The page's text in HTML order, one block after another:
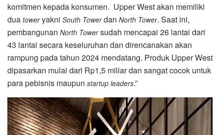
komitmen kepada konsumen. Upper West akan memiliki
dua toweryakni South Towerdan North Tower. Saat ini,
pembangunan North Towersudah mencapai 26 lantai dari
43 lantai secara keseluruhan dan direncanakan akan
rampung pada tahun 2024 mendatang. Produk Upper West
dipasarkan mulai dari Rp1,5 miliar dan sangat cocok untuk
para pebisnis maupun startup leaders.”